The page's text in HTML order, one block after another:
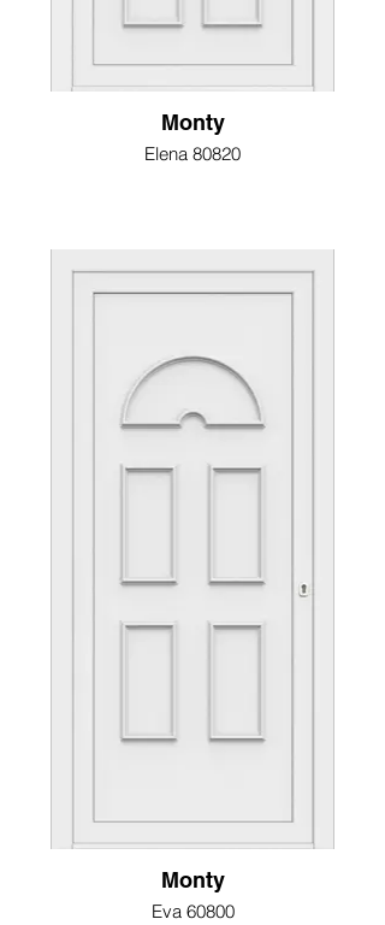
Monty
Elena 80820
Monty
Eva 60800